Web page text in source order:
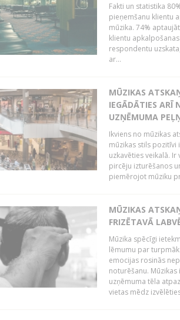
Fakti un statistika
pieņemšanu klientu
mūzika. 74%
klientu
respondentu
ar...
MŪZIKAS
IEGĀDĀTIES ARĪ
UZŅĒMUMA
Ikviens no mūzikas
mūzikas stils pozitīvi
uzkavēties veikalā.
pircēju izturēšanos
piemērojot mūziku
MŪZIKAS
FRIZĒTAVĀ
Mūzika spēcīgi
lēmumu par
emocijas rosinās
noturēšanu.
uzņēmuma tēla
vietas mēdz